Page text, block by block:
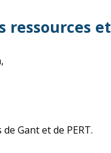
ressources
Gant et de PERT.